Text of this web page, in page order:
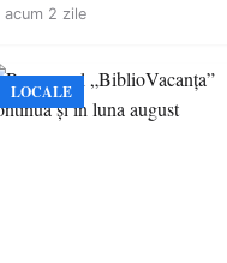
acum 2 zile
LOCALE